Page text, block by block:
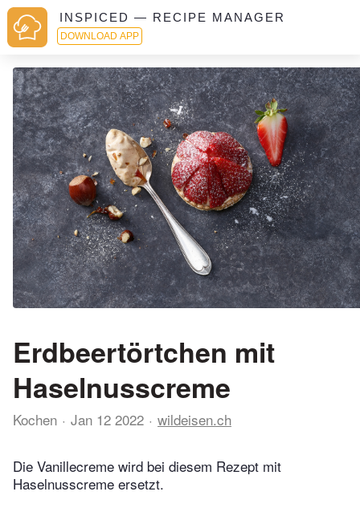
INSPICED — RECIPE MANAGER
DOWNLOAD APP
Erdbeertörtchen mit
Haselnusscreme
Kochen Jan 12 2022 wildeisen.ch
Die Vanillecreme wird bei diesem Rezept mit
Haselnusscreme ersetzt.